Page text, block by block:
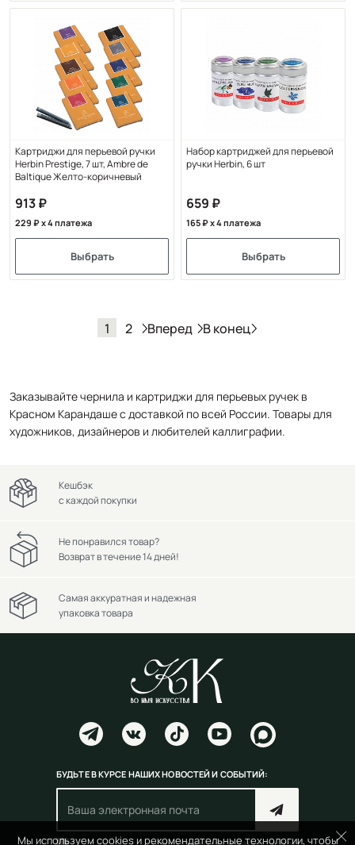
Картриджи для перьевой ручки
Herbin Prestige, 7 шт, Ambre de
Baltique Желто-коричневый
913
229 x 4 платежа
Выбрать
Набор картриджей для перьевой
ручки Herbin, 6 шт
659
165 x 4 платежа
Выбрать
1 2 Вперед В конец
Заказывайте чернила и картриджи для перьевых ручек в
Красном Карандаше с доставкой по всей России. Товары для
художников, дизайнеров и любителей каллиграфии.
Мы используем cookies и рекомендательные технологии, чтобы
Кешбэк
с каждой покупки
Не понравился товар?
Возврат в течение 14 дней!
Самая аккуратная и надежная
упаковка товара
БУДЬТЕ В КУРСЕ НАШИХ НОВОСТЕЙ И СОБЫТИЙ: